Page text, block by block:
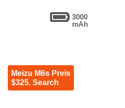
3000
mAh
Meizu M6s Preis
$325. Search